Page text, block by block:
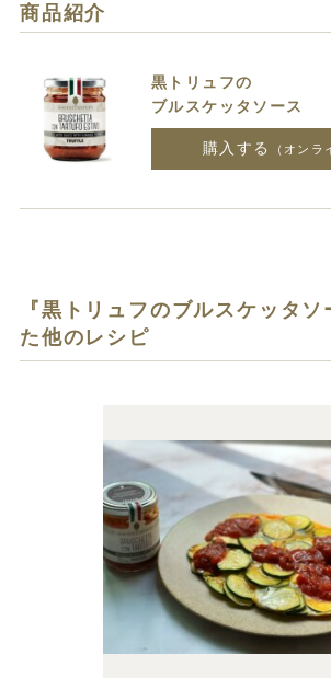
商品紹介
黒トリュフの
ブルスケッタソース
購入する （オンラ
『黒トリュフのブルスケッタソ
た他のレシピ